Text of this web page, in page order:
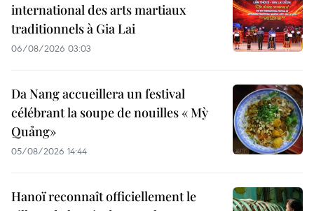
international des arts martiaux
traditionnels à Gia Lai
06/08/2026 03:03
Da Nang accueillera un festival
célébrant la soupe de nouilles « Mỳ
Quảng»
05/08/2026 14:44
Hanoï reconnaît officiellement le